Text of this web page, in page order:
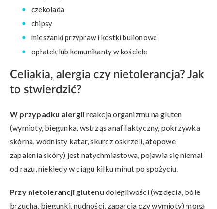
czekolada
chipsy
mieszanki przypraw i kostki bulionowe
opłatek lub komunikanty w kościele
Celiakia, alergia czy nietolerancja? Jak
to stwierdzić?
W przypadku alergii reakcja organizmu na gluten
(wymioty, biegunka, wstrząs anafilaktyczny, pokrzywka
skórna, wodnisty katar, skurcz oskrzeli, atopowe
zapalenia skóry) jest natychmiastowa, pojawia się niemal
od razu, niekiedy w ciągu kilku minut po spożyciu.
Przy nietolerancji glutenudolegliwości (wzdęcia, bóle
brzucha, biegunki, nudności, zaparcia czy wymioty) mogą